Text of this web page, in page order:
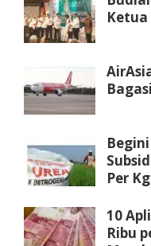
Ketua
Per Kg
10
Ribu